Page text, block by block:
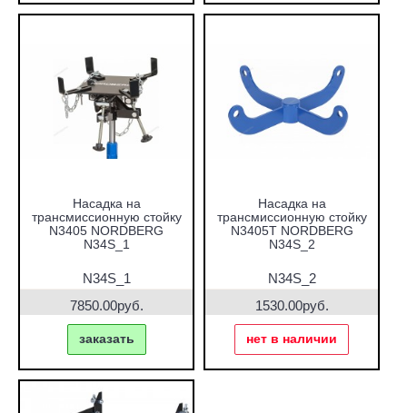
Насадка на
трансмиссионную стойку
N3405 NORDBERG
N34S_1
N34S_1
7850.00руб.
заказать
Насадка на
трансмиссионную стойку
N3405T NORDBERG
N34S_2
N34S_2
1530.00руб.
нет в наличии